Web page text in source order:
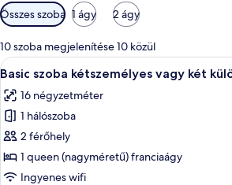
Szobákhoz
rendelkezésre
álló
szűrők
Összes szoba 1 ágy 2 ágy
10 szoba megjelenítése 10 közül
A
következő
szoba
összes
képének
megtekintése:
Basic
Egy
7
Basic szoba kétszemélyes vagy két
16 négyzetméter
1 hálószoba
2 férőhely
1 queen (nagyméretű) franciaágy
Ingyenes wifi